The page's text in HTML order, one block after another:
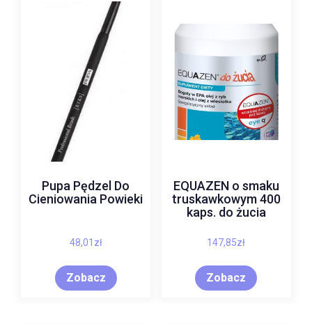
Pupa Pędzel Do
Cieniowania Powieki
48,01 zł
Zobacz
EQUAZEN o smaku
truskawkowym 400
kaps. do żucia
147,85zł
Zobacz